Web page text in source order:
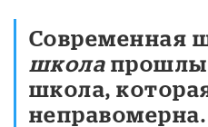
Современная
школа
школа,
неправомерна.